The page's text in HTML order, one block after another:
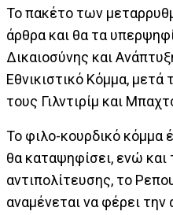
Το πακέτο των
άρθρα και θα τα
Δικαιοσύνης και
Εθνικιστικό Κόμμα,
τους Γιλντιρίμ και
Το φιλο-κουρδικό κόμμα
θα καταψηφίσει, ενώ και
αντιπολίτευσης, το
αναμένεται να φέρει την